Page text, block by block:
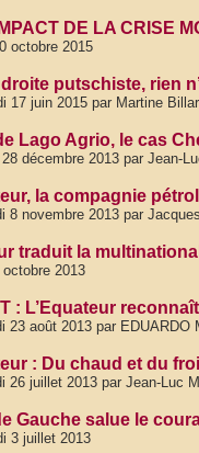
DE LA CRISE
octobre 2015
droite putschiste, rien
17 juin 2015 par Martine
Lago Agrio, le cas
décembre 2013 par Jean-
la compagnie
8 novembre 2013 par
traduit la
octobre 2013
: L’Equateur
23 août 2013 par EDUARDO
: Du chaud et du
26 juillet 2013 par Jean-Luc
Gauche salue le
3 juillet 2013